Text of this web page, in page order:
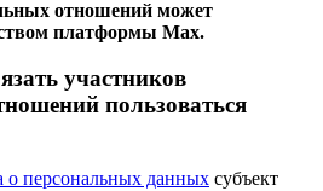
отношений может
платформы Мах.
участников
пользоваться
о персональных данных субъект